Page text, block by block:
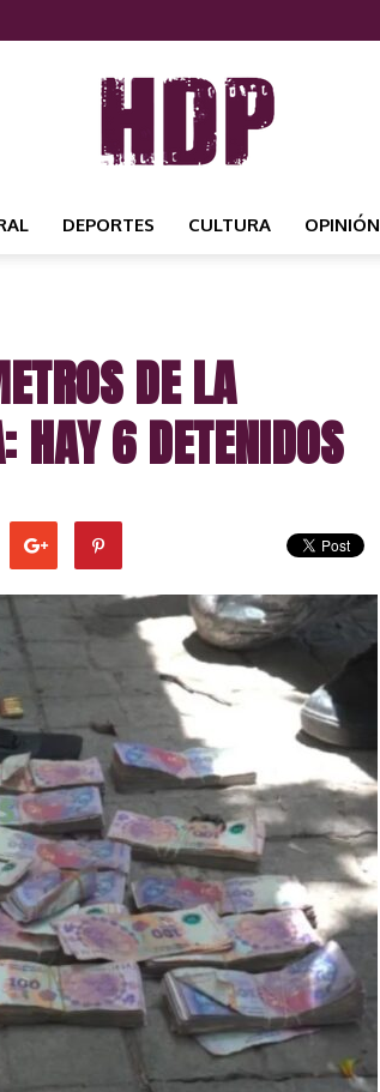
NOTICIAS
DEPORTES CULTURA OPINIÓN
DE LA
HAY 6 DETENIDOS